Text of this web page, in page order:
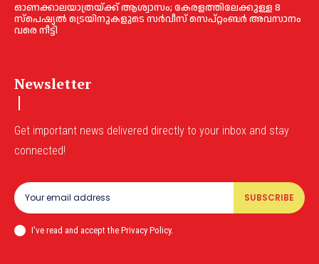
ഓണക്കാലയാത്രയ്ക്ക് ആശ്വാസം; കേരളത്തിലേക്കുള്ള 8
സ്പെഷ്യൽ ട്രെയിനുകളുടെ സർവീസ് സെപ്റ്റംബർ അവസാനം
വരെ നീട്ടി
Newsletter
Get important news delivered directly to your inbox and stay
connected!
SUBSCRIBE
I've read and accept the Privacy Policy.